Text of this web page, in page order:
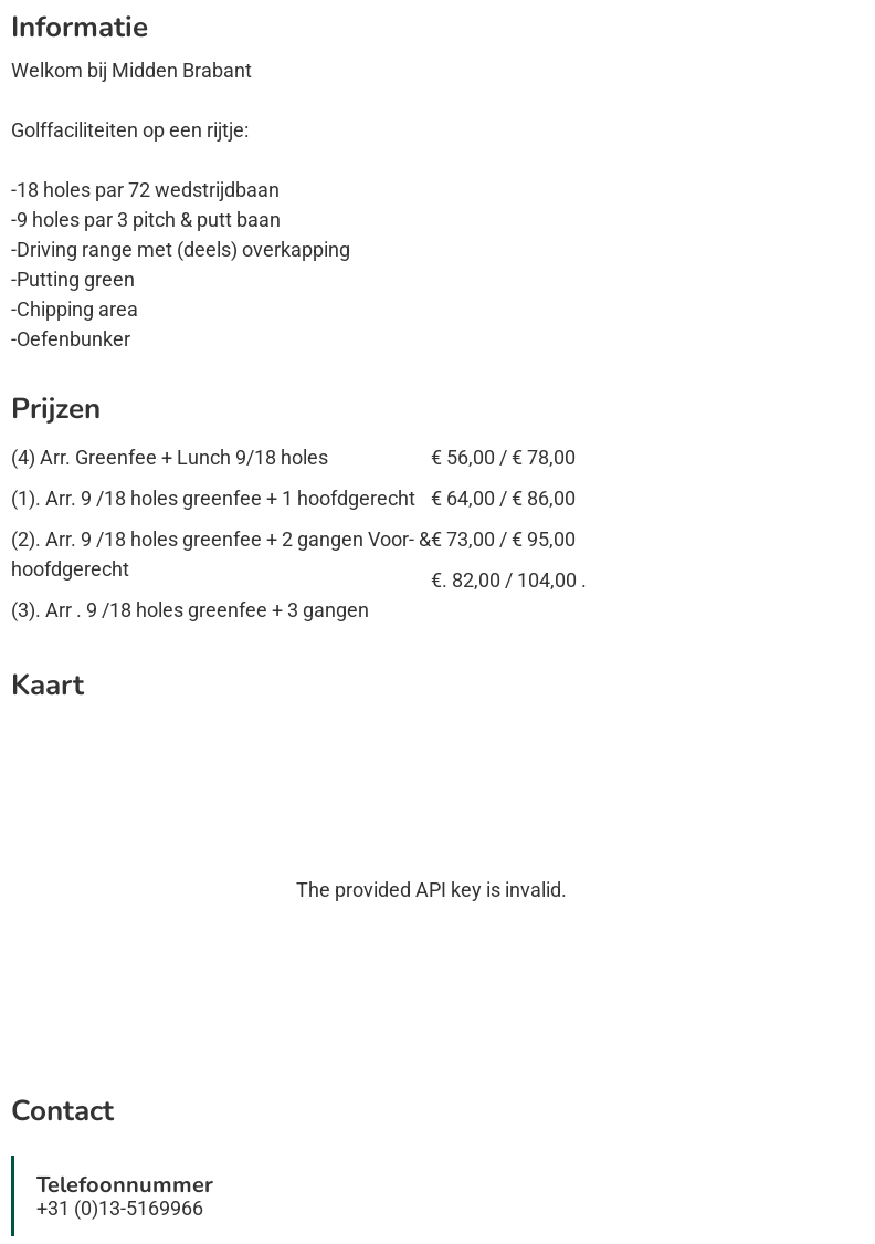
Informatie
Welkom bij Midden Brabant
Golffaciliteiten op een rijtje:
-18 holes par 72 wedstrijdbaan
-9 holes par 3 pitch & putt baan
-Driving range met (deels) overkapping
-Putting green
-Chipping area
-Oefenbunker
Prijzen
(4) Arr. Greenfee + Lunch 9/18 holes
(1). Arr. 9 /18 holes greenfee + 1 hoofdgerecht
(2). Arr. 9 /18 holes greenfee + 2 gangen Voor- &
hoofdgerecht
(3). Arr . 9 /18 holes greenfee + 3 gangen
€ 56,00 / € 78,00
€ 64,00 / € 86,00
€ 73,00 / € 95,00
€. 82,00 / 104,00 .
Kaart
The provided API key is invalid.
Contact
Telefoonnummer
+31 (0)13-5169966